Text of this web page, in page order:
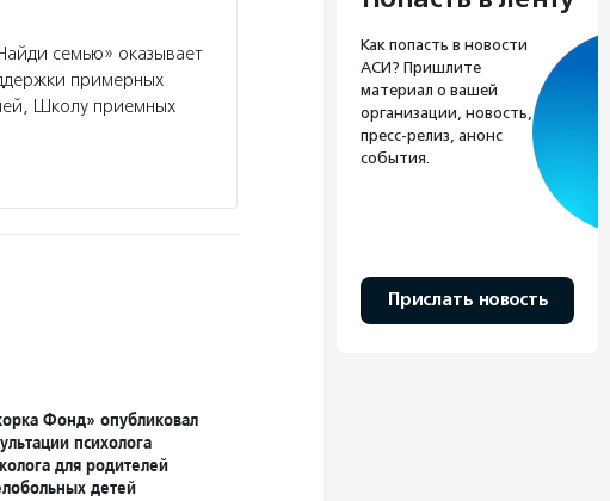
семью» оказывает
примерных
Школу приемных
Фонд» опубликовал
психолога
для родителей
детей
Как попасть в новости
АСИ? Пришлите
материал о вашей
организации, новость,
пресс-релиз, анонс
события.
Прислать новость